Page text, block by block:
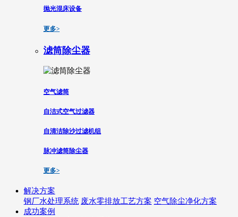
抛光混床设备
更多>
滤筒除尘器
空气滤筒
自洁式空气过滤器
自清洁除沙过滤机组
脉冲滤筒除尘器
更多>
解决方案
钢厂水处理系统 废水零排放工艺方案 空气除尘净化方案
成功案例